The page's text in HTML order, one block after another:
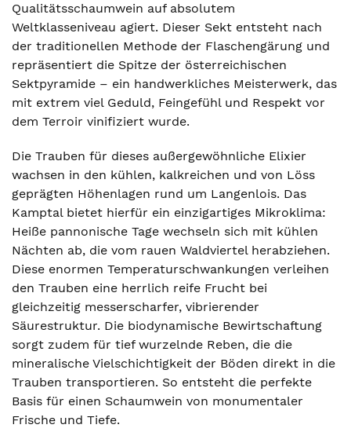
Qualitätsschaumwein auf absolutem
Weltklasseniveau agiert. Dieser Sekt entsteht nach
der traditionellen Methode der Flaschengärung und
repräsentiert die Spitze der österreichischen
Sektpyramide – ein handwerkliches Meisterwerk, das
mit extrem viel Geduld, Feingefühl und Respekt vor
dem Terroir vinifiziert wurde.
Die Trauben für dieses außergewöhnliche Elixier
wachsen in den kühlen, kalkreichen und von Löss
geprägten Höhenlagen rund um Langenlois. Das
Kamptal bietet hierfür ein einzigartiges Mikroklima:
Heiße pannonische Tage wechseln sich mit kühlen
Nächten ab, die vom rauen Waldviertel herabziehen.
Diese enormen Temperaturschwankungen verleihen
den Trauben eine herrlich reife Frucht bei
gleichzeitig messerscharfer, vibrierender
Säurestruktur. Die biodynamische Bewirtschaftung
sorgt zudem für tief wurzelnde Reben, die die
mineralische Vielschichtigkeit der Böden direkt in die
Trauben transportieren. So entsteht die perfekte
Basis für einen Schaumwein von monumentaler
Frische und Tiefe.